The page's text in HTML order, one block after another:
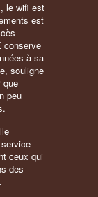
le wifi est
est
conserve
à sa
souligne
que
peu
ceux qui
des